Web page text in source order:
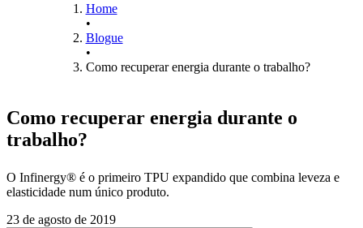
Home
•
Blogue
•
Como recuperar energia durante o trabalho?
Como recuperar energia durante o
trabalho?
O Infinergy® é o primeiro TPU expandido que combina leveza e
elasticidade num único produto.
23 de agosto de 2019